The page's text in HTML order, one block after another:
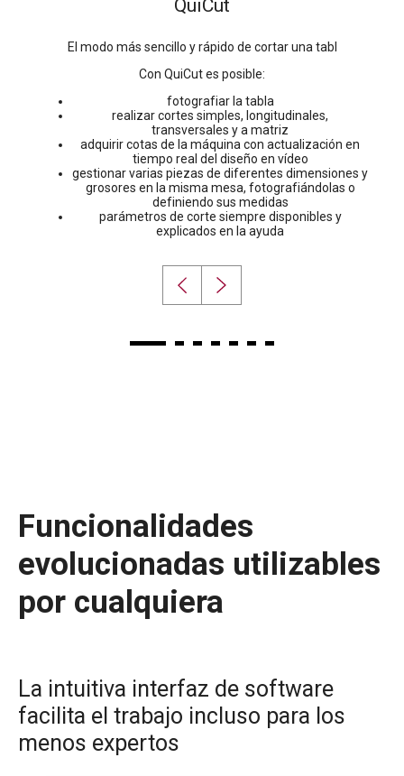
QuiCut
El modo más sencillo y rápido de cortar una tabl
Con QuiCut es posible:
fotografiar la tabla
realizar cortes simples, longitudinales,
transversales y a matriz
adquirir cotas de la máquina con actualización en
tiempo real del diseño en vídeo
gestionar varias piezas de diferentes dimensiones y
grosores en la misma mesa, fotografiándolas o
definiendo sus medidas
parámetros de corte siempre disponibles y
explicados en la ayuda
Funcionalidades
evolucionadas utilizables
por cualquiera
La intuitiva interfaz de software
facilita el trabajo incluso para los
menos expertos